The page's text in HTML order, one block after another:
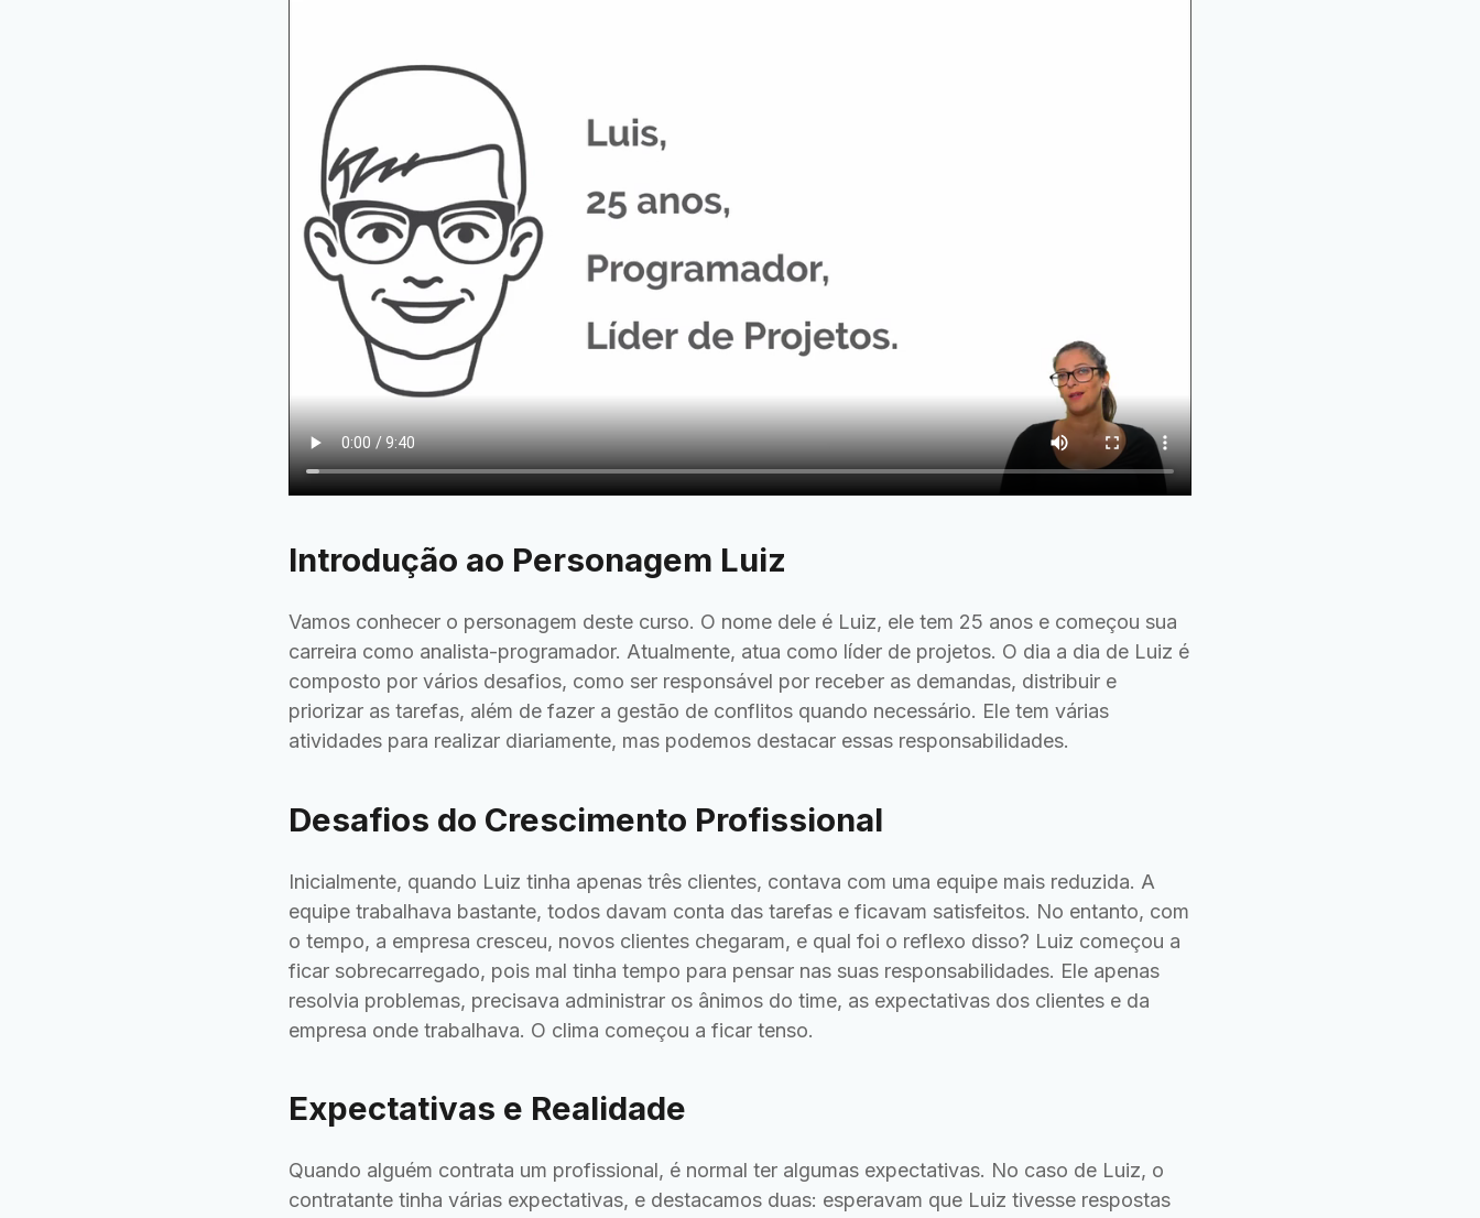
Introdução ao Personagem Luiz
Vamos conhecer o personagem deste curso. O nome dele é Luiz, ele tem 25 anos e começou sua
carreira como analista-programador. Atualmente, atua como líder de projetos. O dia a dia de Luiz é
composto por vários desafios, como ser responsável por receber as demandas, distribuir e
priorizar as tarefas, além de fazer a gestão de conflitos quando necessário. Ele tem várias
atividades para realizar diariamente, mas podemos destacar essas responsabilidades.
Desafios do Crescimento Profissional
Inicialmente, quando Luiz tinha apenas três clientes, contava com uma equipe mais reduzida. A
equipe trabalhava bastante, todos davam conta das tarefas e ficavam satisfeitos. No entanto, com
o tempo, a empresa cresceu, novos clientes chegaram, e qual foi o reflexo disso? Luiz começou a
ficar sobrecarregado, pois mal tinha tempo para pensar nas suas responsabilidades. Ele apenas
resolvia problemas, precisava administrar os ânimos do time, as expectativas dos clientes e da
empresa onde trabalhava. O clima começou a ficar tenso.
Expectativas e Realidade
Quando alguém contrata um profissional, é normal ter algumas expectativas. No caso de Luiz, o
contratante tinha várias expectativas, e destacamos duas: esperavam que Luiz tivesse respostas